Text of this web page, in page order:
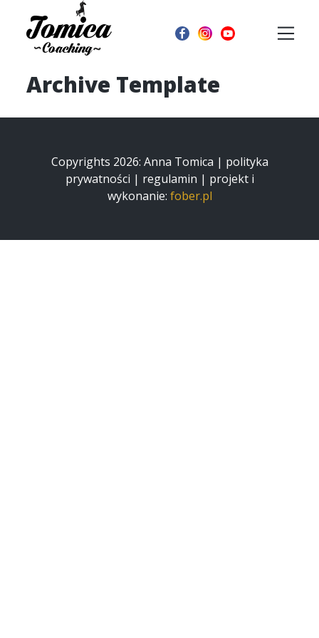
Archive Template
Copyrights 2026: Anna Tomica | polityka
prywatności | regulamin | projekt i
wykonanie: fober.pl